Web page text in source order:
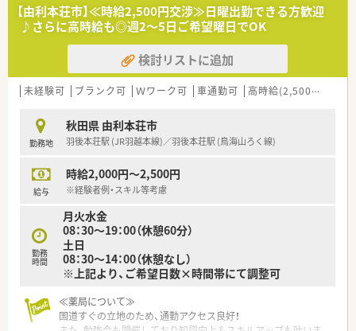
■薬剤師さんの知識向上の為、独自の研修制度の充実にも力を入
れています。
■ここでは珍しいドライブスルー調剤もあり、患者様も多く利用
されています。
■国道105号線沿いから近いため、アクセスしやすい立地で通勤
も便利です。
【由利本荘市】≪時給2,500円交渉≫日曜出勤できる方歓迎
♪さらに高時給も◎週2～5日ご希望曜日でOK
検討リストに追加
未経験可 ブランク可 Ｗワーク可 車通勤可 高時給(2,500円以上)
勤務地
秋田県 由利本荘市
羽後本荘駅 (JR羽越本線)／羽後本荘駅 (鳥海山ろく線)
給与
時給2,000円～2,500円
※経験者例・スキル等考慮
勤務
時間
月火水金
08：30～19：00（休憩60分）
土日
08：30～14：00（休憩なし）
※上記より、ご希望日数×時間帯にて調整可
≪薬局について≫
国道すぐの立地のため、通勤アクセス良好！